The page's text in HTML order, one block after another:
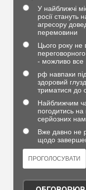
У найближчі
росії стануть
агресору
перемовини
Цього року не
- можливо все
рф навпаки
здоровий
триматися до
Найближчим
погодитись
серйозних
Вже давно не
щодо